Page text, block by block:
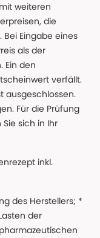
weiteren
die
Eingabe eines
als der
Ein den
verfällt.
ausgeschlossen.
Für die Prüfung
sich in Ihr
inkl.
des Herstellers; *
der